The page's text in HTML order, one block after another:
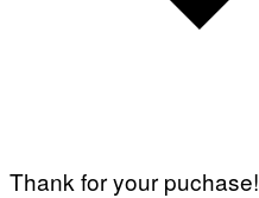
Thank for your puchase!